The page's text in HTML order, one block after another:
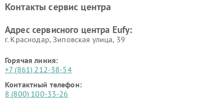
Контакты сервис центра
Адрес сервисного центра Eufy:
г. Краснодар, Зиповская улица, 39
Горячая линия:
+7 (861) 212-38-54
Контактный телефон:
8 (800) 100-33-26